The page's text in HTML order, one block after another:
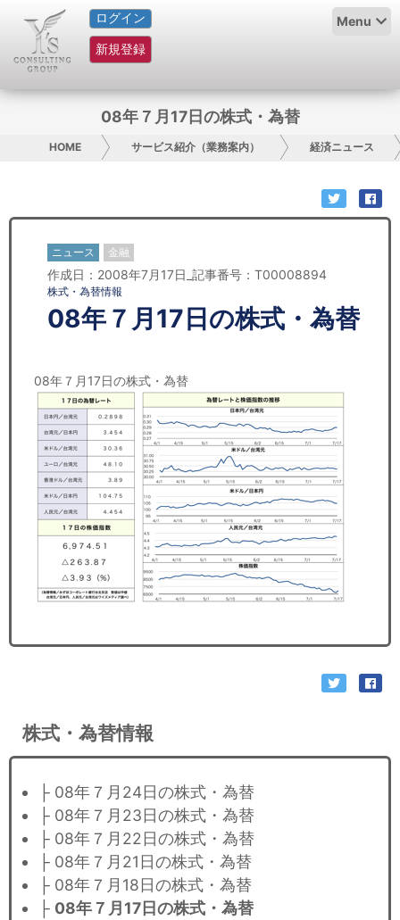
ログイン
新規登録
Menu
HOME
サービス紹介
グループ概要
日本人にPR
コンサルティング
セミナー
経済ニュース
労務顧問
ＩＴ
飲食店情報
08年７月17日の株式・為替
HOME サービス紹介（業務案内） 経済ニュース
ニュース 金融
作成日：2008年7月17日_記事番号：T00008894
株式・為替情報
08年７月17日の株式・為替
08年７月17日の株式・為替
株式・為替情報
├ 08年７月24日の株式・為替
├ 08年７月23日の株式・為替
├ 08年７月22日の株式・為替
├ 08年７月21日の株式・為替
├ 08年７月18日の株式・為替
├ 08年７月17日の株式・為替